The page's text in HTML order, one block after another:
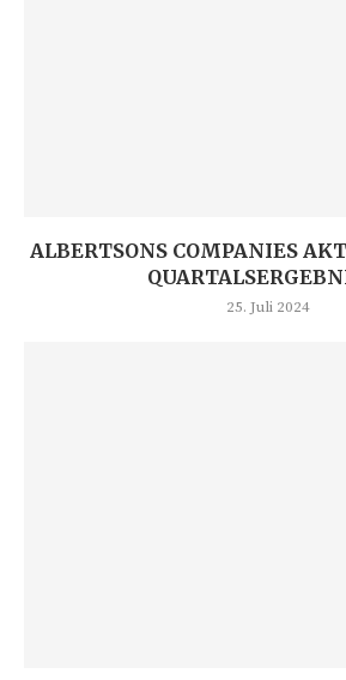
ALBERTSONS COMPANIES
25. Juli 2024